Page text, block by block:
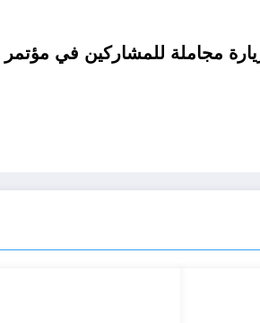
مجاملة للمشاركين في مؤتمر